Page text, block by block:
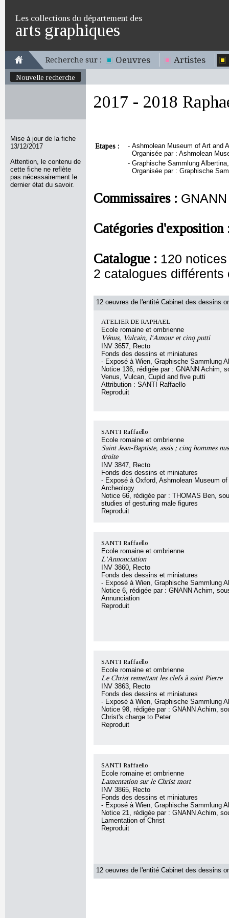
Les collections du département des
arts graphiques
Recherche sur : Oeuvres Artistes
Nouvelle recherche
Mise à jour de la fiche
13/12/2017
Attention, le contenu de
cette fiche ne reflète
pas nécessairement le
dernier état du savoir.
2017 - 2018
Etapes : - Ashmolean Museum of Art and
Organisée par : Ashmolean
- Graphische Sammlung
Organisée par : Graphische
Commissaires :
Catégories
Catalogue : 120
2 catalogues
12 oeuvres de l'entité Cabinet des dessins
ATELIER DE RAPHAEL
Ecole romaine et ombrienne
Vénus, Vulcain, l'Amour et cinq putti
INV 3657, Recto
Fonds des dessins et miniatures
- Exposé à Wien, Graphische Sammlung
Notice 136, rédigée par : GNANN Achim,
Venus, Vulcan, Cupid and five putti
Attribution : SANTI Raffaello
Reproduit
SANTI Raffaello
Ecole romaine et ombrienne
Saint Jean-Baptiste, assis ; cinq hommes
droite
INV 3847, Recto
Fonds des dessins et miniatures
- Exposé à Oxford, Ashmolean Museum of
Archeology
Notice 66, rédigée par : THOMAS Ben,
studies of gesturing male figures
Reproduit
SANTI Raffaello
Ecole romaine et ombrienne
L'Annonciation
INV 3860, Recto
Fonds des dessins et miniatures
- Exposé à Wien, Graphische Sammlung
Notice 6, rédigée par : GNANN Achim,
Annunciation
Reproduit
SANTI Raffaello
Ecole romaine et ombrienne
Le Christ remettant les clefs à saint Pierre
INV 3863, Recto
Fonds des dessins et miniatures
- Exposé à Wien, Graphische Sammlung
Notice 98, rédigée par : GNANN Achim,
Christ's charge to Peter
Reproduit
SANTI Raffaello
Ecole romaine et ombrienne
Lamentation sur le Christ mort
INV 3865, Recto
Fonds des dessins et miniatures
- Exposé à Wien, Graphische Sammlung
Notice 21, rédigée par : GNANN Achim,
Lamentation of Christ
Reproduit
12 oeuvres de l'entité Cabinet des dessins